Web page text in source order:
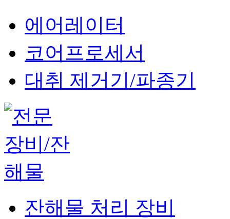
에어레이터
코어프로세서
대취 제거기/파종기
잔해물 처리 장비